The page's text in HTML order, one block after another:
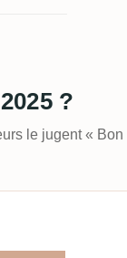
?
le jugent «